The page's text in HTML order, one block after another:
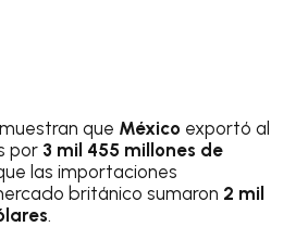
que México exportó al
por 3 mil 455 millones de
las importaciones
británico sumaron 2 mil
.